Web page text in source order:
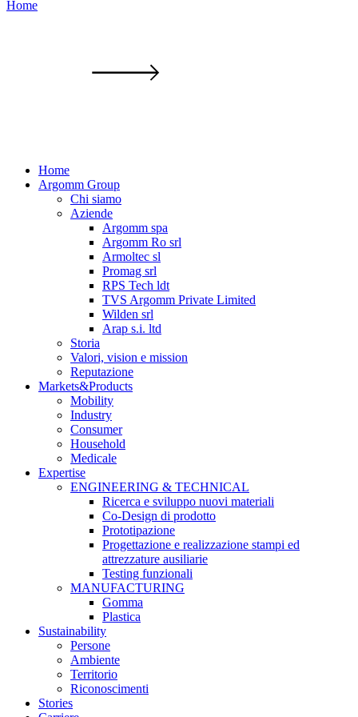
Home
Home
Argomm Group
Chi siamo
Aziende
Argomm spa
Argomm Ro srl
Armoltec sl
Promag srl
RPS Tech ldt
TVS Argomm Private Limited
Wilden srl
Arap s.i. ltd
Storia
Valori, vision e mission
Reputazione
Markets&Products
Mobility
Industry
Consumer
Household
Medicale
Expertise
ENGINEERING & TECHNICAL
Ricerca e sviluppo nuovi materiali
Co-Design di prodotto
Prototipazione
Progettazione e realizzazione stampi ed
attrezzature ausiliarie
Testing funzionali
MANUFACTURING
Gomma
Plastica
Sustainability
Persone
Ambiente
Territorio
Riconoscimenti
Stories